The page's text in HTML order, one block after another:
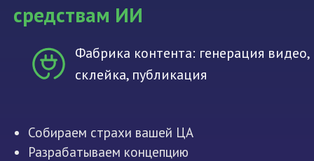
средствам ИИ
Собираем страхи вашей ЦА
Разрабатываем концепцию
Фабрика контента: генерация видео,
склейка, публикация